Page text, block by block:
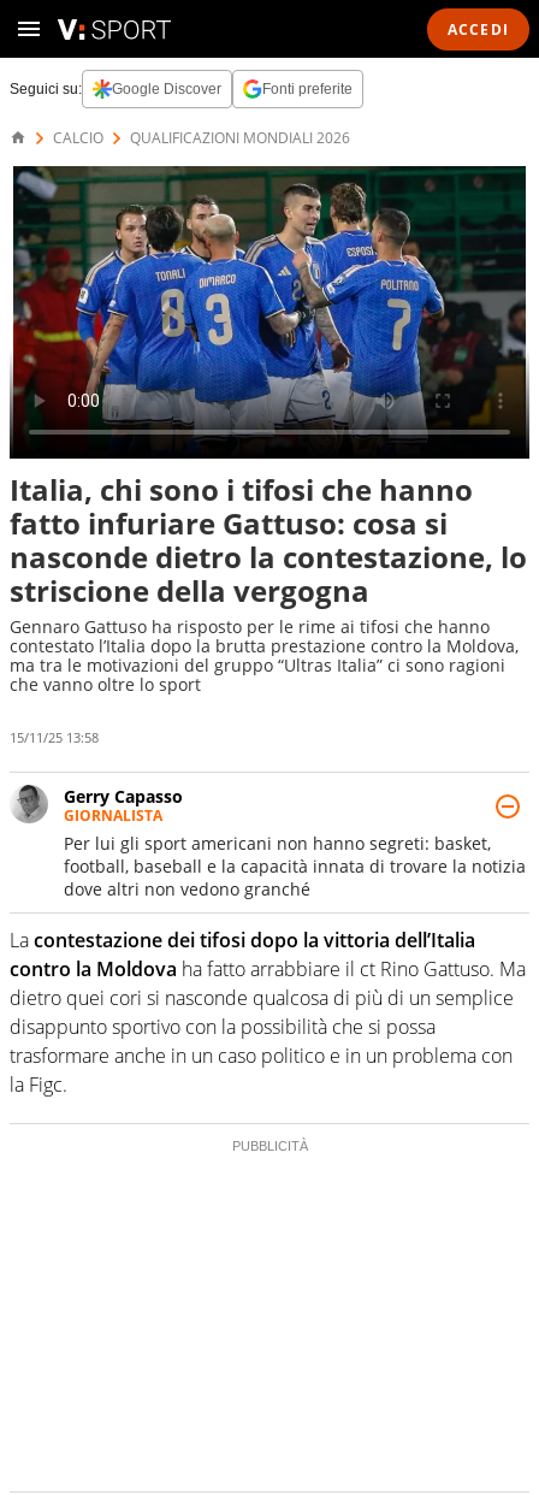
ACCEDI
Seguici su: Google Discover Fonti preferite
CALCIO QUALIFICAZIONI MONDIALI 2026
Italia, chi sono i tifosi che hanno
fatto infuriare Gattuso: cosa si
nasconde dietro la contestazione, lo
striscione della vergogna
Gennaro Gattuso ha risposto per le rime ai tifosi che hanno
contestato l’Italia dopo la brutta prestazione contro la Moldova,
ma tra le motivazioni del gruppo “Ultras Italia” ci sono ragioni
che vanno oltre lo sport
15/11/25 13:58
Gerry Capasso
GIORNALISTA
Per lui gli sport americani non hanno segreti: basket,
football, baseball e la capacità innata di trovare la notizia
dove altri non vedono granché
Lacontestazione dei tifosi dopo la vittoria dell’Italia
contro la Moldova ha fatto arrabbiare il ct Rino Gattuso. Ma
dietro quei cori si nasconde qualcosa di più di un semplice
disappunto sportivo con la possibilità che si possa
trasformare anche in un caso politico e in un problema con
la Figc.